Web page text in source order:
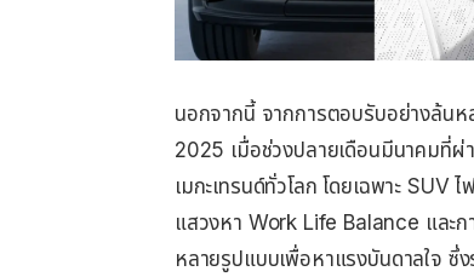
นอกจากนี้ จากการตอบรับอย่างล้นห
2025 เมื่อช่วงปลายเดือนมีนาคมที่ผ่
เมกะเทรนด์ทั่วโลก โดยเฉพาะ
แสวงหา Work Life Balance และ
หลายรูปแบบเพื่อหาแรงบันดาลใจ ซึ่